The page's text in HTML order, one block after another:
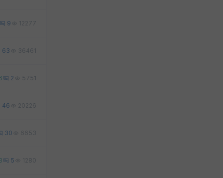
9 12277
63 36461
2 5751
46 20226
30 6653
5 1280